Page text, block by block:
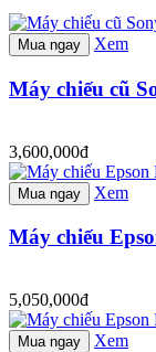
Mua ngay Xem
Máy chiếu cũ
3,600,000đ
Mua ngay Xem
Máy chiếu
5,050,000đ
Mua ngay Xem